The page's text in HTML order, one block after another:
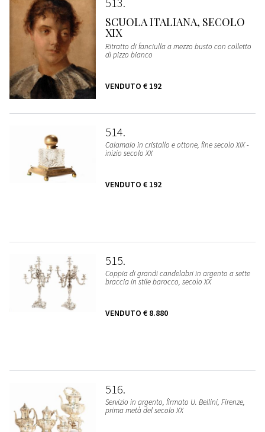
SCUOLA ITALIANA, SECOLO
XIX
Ritratto di fanciulla a mezzo busto con colletto
di pizzo bianco
VENDUTO € 192
514
Calamaio in cristallo e ottone, fine secolo XIX -
inizio secolo XX
VENDUTO € 192
515
Coppia di grandi candelabri in argento a sette
braccia in stile barocco, secolo XX
VENDUTO € 8.880
516
Servizio in argento, firmato U. Bellini, Firenze,
prima metà del secolo XX